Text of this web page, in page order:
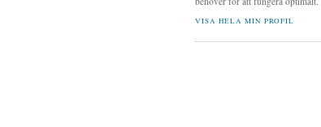
VISA HELA MIN PROFIL